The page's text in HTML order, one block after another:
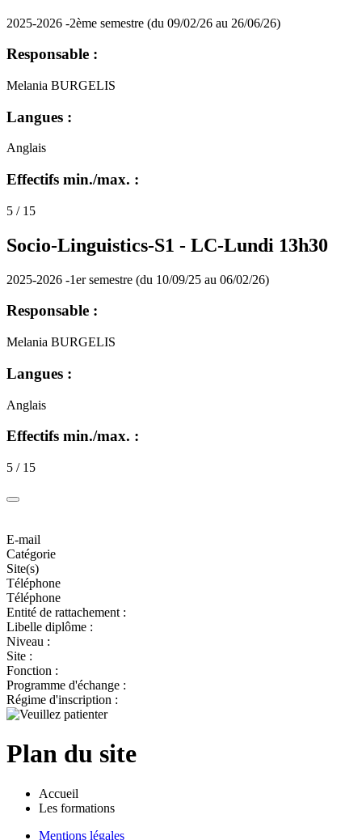
2025-2026 -2ème semestre (du 09/02/26 au 26/06/26)
Responsable :
Melania BURGELIS
Langues :
Anglais
Effectifs min./max. :
5 / 15
Socio-Linguistics-S1 - LC-Lundi 13h30
2025-2026 -1er semestre (du 10/09/25 au 06/02/26)
Responsable :
Melania BURGELIS
Langues :
Anglais
Effectifs min./max. :
5 / 15
E-mail
Catégorie
Site(s)
Téléphone
Téléphone
Entité de rattachement :
Libelle diplôme :
Niveau :
Site :
Fonction :
Programme d'échange :
Régime d'inscription :
Plan du site
Accueil
Les formations
Mentions légales